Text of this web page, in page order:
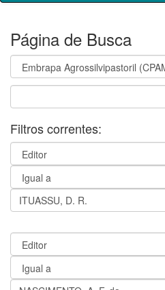
Página de Busca
Filtros correntes: